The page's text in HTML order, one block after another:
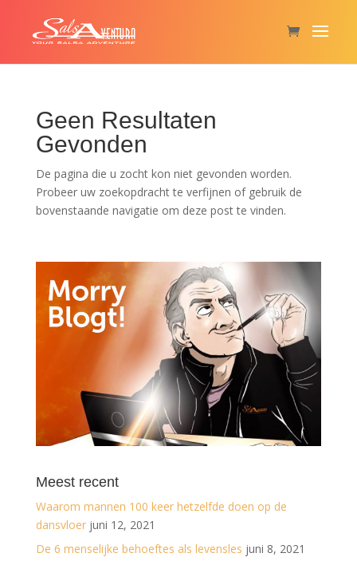
Geen Resultaten
Gevonden
De pagina die u zocht kon niet gevonden worden.
Probeer uw zoekopdracht te verfijnen of gebruik de
bovenstaande navigatie om deze post te vinden.
Meest recent
Waarom mannen 100 keer hetzelfde doen op de
dansvloer juni 12, 2021
De 6 menselijke behoeftes als levensles juni 8, 2021